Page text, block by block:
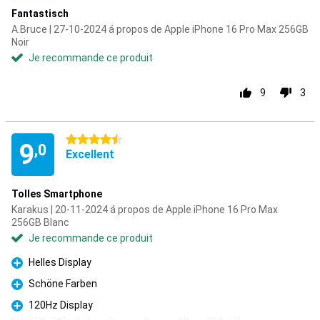
Fantastisch
A.Bruce | 27-10-2024 á propos de Apple iPhone 16 Pro Max 256GB
Noir
Je recommande ce produit
9 3
9,0
4.5 étoiles
Excellent
Tolles Smartphone
Karakus | 20-11-2024 á propos de Apple iPhone 16 Pro Max
256GB Blanc
Je recommande ce produit
Pour
Helles Display
Pour
Schöne Farben
Pour
120Hz Display